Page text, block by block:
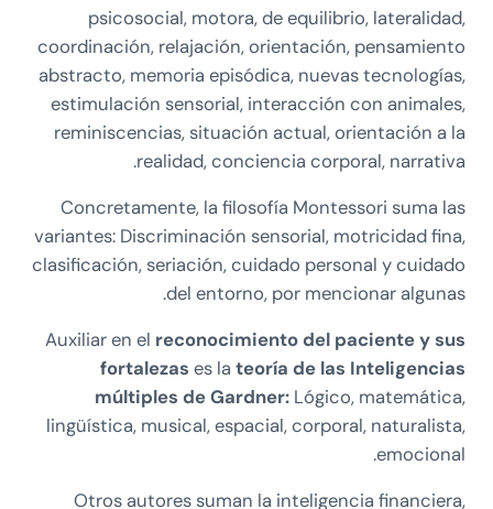
psicosocial, motora, de equilibrio, lateralidad,
coordinación, relajación, orientación, pensamiento
abstracto, memoria episódica, nuevas tecnologías,
estimulación sensorial, interacción con animales,
reminiscencias, situación actual, orientación a la
realidad, conciencia corporal, narrativa.
Concretamente, la filosofía Montessori suma las
variantes: Discriminación sensorial, motricidad fina,
clasificación, seriación, cuidado personal y cuidado
del entorno, por mencionar algunas.
Auxiliar en el reconocimiento del paciente y sus
fortalezas es la teoría de las Inteligencias
múltiples de Gardner: Lógico, matemática,
lingüística, musical, espacial, corporal, naturalista,
emocional.
Otros autores suman la inteligencia financiera,